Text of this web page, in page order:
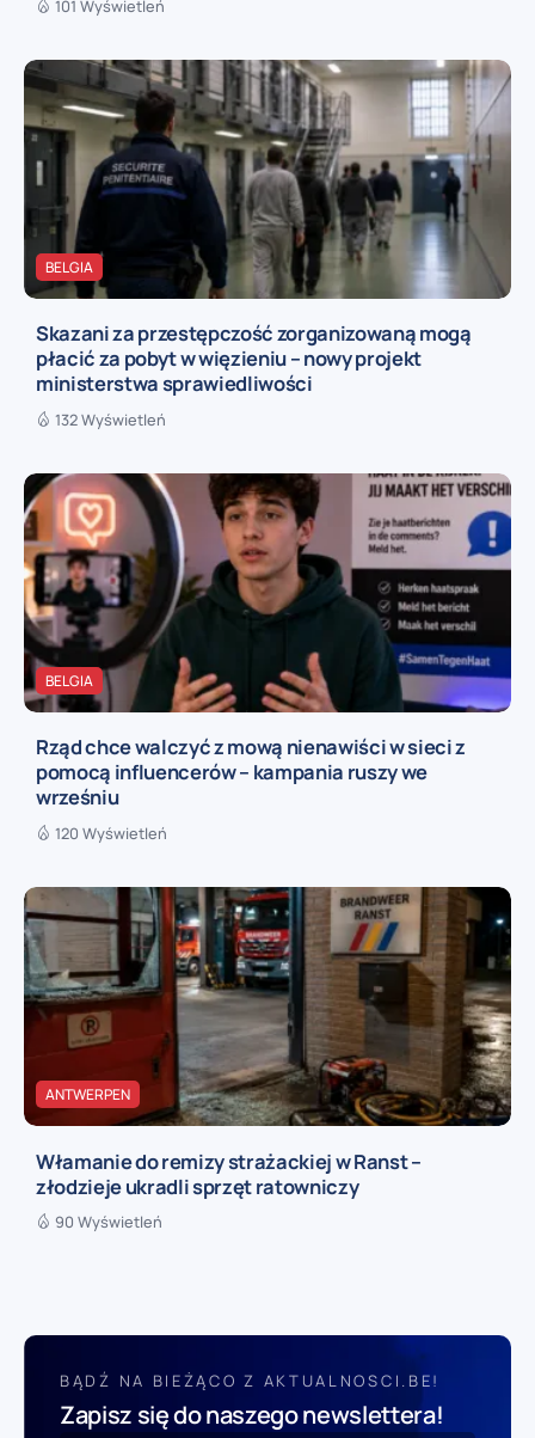
101 Wyświetleń
BELGIA
Skazani za przestępczość zorganizowaną mogą
płacić za pobyt w więzieniu – nowy projekt
ministerstwa sprawiedliwości
132 Wyświetleń
BELGIA
Rząd chce walczyć z mową nienawiści w sieci z
pomocą influencerów – kampania ruszy we
wrześniu
120 Wyświetleń
ANTWERPEN
Włamanie do remizy strażackiej w Ranst –
złodzieje ukradli sprzęt ratowniczy
90 Wyświetleń
BĄDŹ NA BIEŻĄCO Z AKTUALNOSCI.BE!
Zapisz się do naszego newslettera!